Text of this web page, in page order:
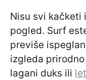
Nisu svi kačketi
pogled. Surf
previše
izgleda
lagani duks ili